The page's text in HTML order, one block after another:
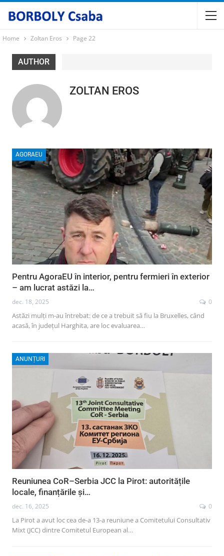
Home Zoltan Eros Page 22
AUTHOR
ZOLTAN EROS
AGORAEU
Pentru AgoraEU în interior, pentru fermieri în exterior
– am lucrat astăzi la…
dec. 18, 2025 0
Astăzi mulți m-au întrebat: de ce a trebuit să fiu la Bruxelles, când
acasă, în județul Harghita, are loc evaluarea…
ANUNȚURI
Reuniunea CoR–Serbia JCC la Pirot: autoritățile
locale, finanțările și…
dec. 16, 2025 0
La Pirot a avut loc cea de‑a 13‑a reuniune a Comitetului Consultativ
Mixt (JCC) dintre Comitetul European al…